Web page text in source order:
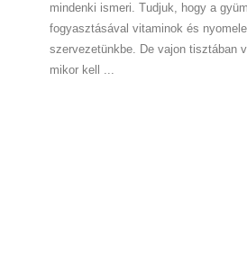
mindenki ismeri. Tudjuk, hogy a
fogyasztásával vitaminok és
szervezetünkbe. De vajon tisztában
mikor kell ...